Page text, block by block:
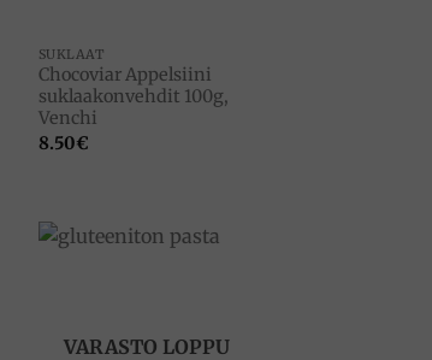
SUKLAAT
Chocoviar Appelsiini
suklaakonvehdit 100g,
Venchi
8.50€
VARASTO LOPPU